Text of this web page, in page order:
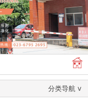
分类导航